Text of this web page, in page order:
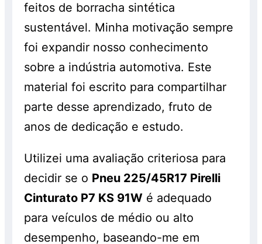
feitos de borracha sintética
sustentável. Minha motivação sempre
foi expandir nosso conhecimento
sobre a indústria automotiva. Este
material foi escrito para compartilhar
parte desse aprendizado, fruto de
anos de dedicação e estudo.
Utilizei uma avaliação criteriosa para
decidir se o Pneu 225/45R17 Pirelli
Cinturato P7 KS 91W é adequado
para veículos de médio ou alto
desempenho, baseando-me em